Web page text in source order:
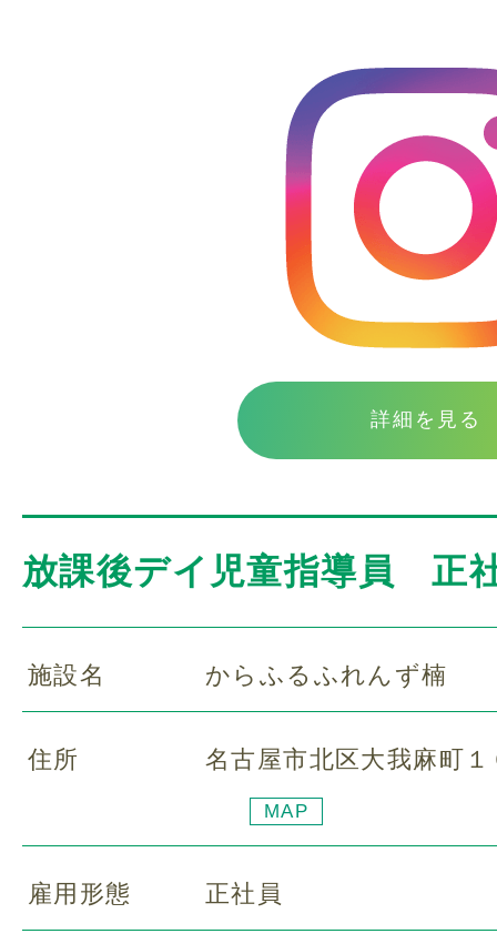
詳細を見る
放課後デイ児童指導員 正
施設名 からふるふれんず楠
住所 名古屋市北区大我麻町
MAP
雇用形態 正社員